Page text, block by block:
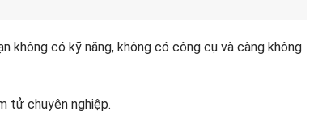
không có kỹ năng, không có công cụ và càng không
tử chuyên nghiệp.